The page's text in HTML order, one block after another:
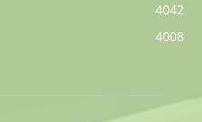
4042
4008